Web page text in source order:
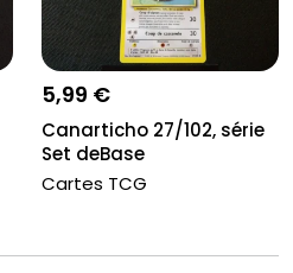
5,99 €
Canarticho 27/102, série
Set deBase
Cartes TCG